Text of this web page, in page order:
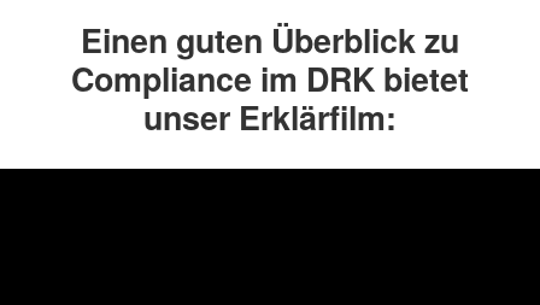
Einen guten Überblick zu
Compliance im DRK bietet
unser Erklärfilm: